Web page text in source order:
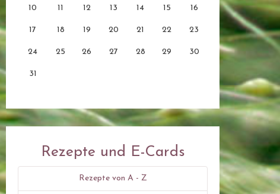
10 11 12 13 14 15 16
17 18 19 20 21 22 23
24 25 26 27 28 29 30
31
Rezepte und E-Cards
Rezepte von A - Z